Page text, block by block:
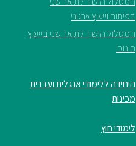
בפיתוח וייעוץ ארגוני
המסלול הישיר לתואר שני בייעוץ
חינוכי
היחידה ללימודי אנגלית ועברית
מכינות
לימודי חוץ